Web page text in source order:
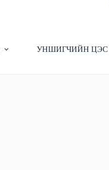
УНШИГЧИЙН ЦЭС